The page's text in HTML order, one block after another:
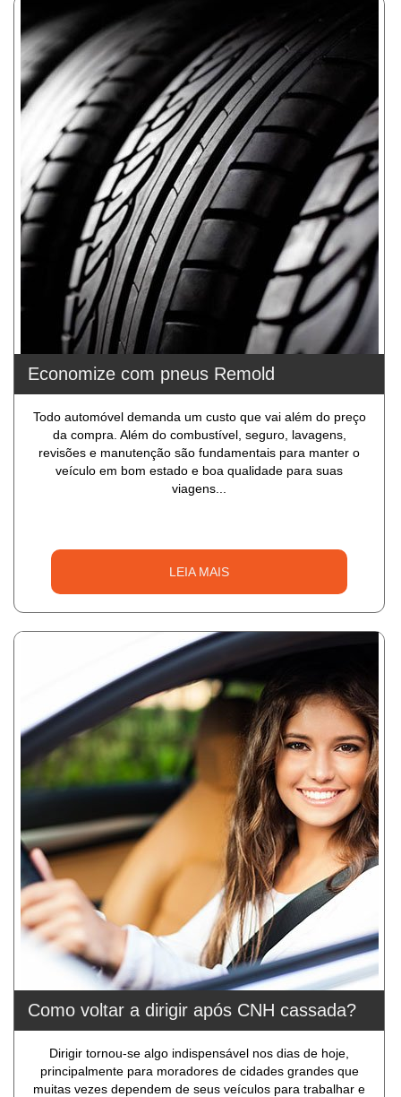
Economize com pneus Remold
Todo automóvel demanda um custo que vai além do preço
da compra. Além do combustível, seguro, lavagens,
revisões e manutenção são fundamentais para manter o
veículo em bom estado e boa qualidade para suas
viagens...
LEIA MAIS
Como voltar a dirigir após CNH cassada?
Dirigir tornou-se algo indispensável nos dias de hoje,
principalmente para moradores de cidades grandes que
muitas vezes dependem de seus veículos para trabalhar e